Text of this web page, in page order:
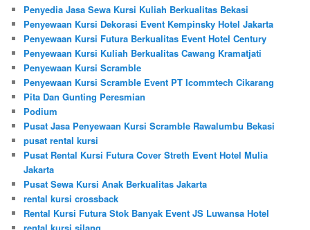
Penyedia Jasa Sewa Kursi Kuliah Berkualitas Bekasi
Penyewaan Kursi Dekorasi Event Kempinsky Hotel Jakarta
Penyewaan Kursi Futura Berkualitas Event Hotel Century
Penyewaan Kursi Kuliah Berkualitas Cawang Kramatjati
Penyewaan Kursi Scramble
Penyewaan Kursi Scramble Event PT Icommtech Cikarang
Pita Dan Gunting Peresmian
Podium
Pusat Jasa Penyewaan Kursi Scramble Rawalumbu Bekasi
pusat rental kursi
Pusat Rental Kursi Futura Cover Streth Event Hotel Mulia
Jakarta
Pusat Sewa Kursi Anak Berkualitas Jakarta
rental kursi crossback
Rental Kursi Futura Stok Banyak Event JS Luwansa Hotel